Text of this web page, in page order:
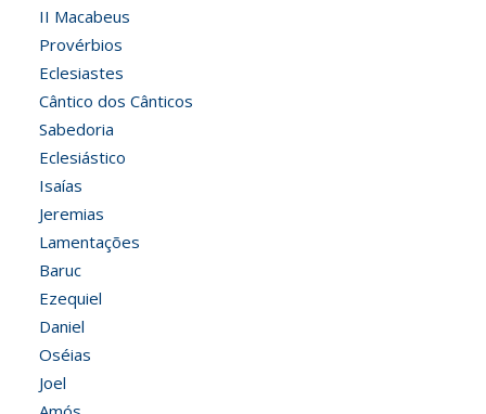
II Macabeus
Provérbios
Eclesiastes
Cântico dos Cânticos
Sabedoria
Eclesiástico
Isaías
Jeremias
Lamentações
Baruc
Ezequiel
Daniel
Oséias
Joel